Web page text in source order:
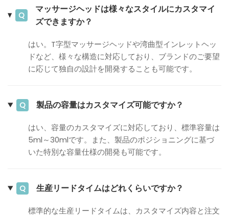
Q
マッサージヘッドは様々なスタイルにカスタマイ
ズできますか？
はい。T字型マッサージヘッドや湾曲型インレットヘッ
ドなど、様々な構造に対応しており、ブランドのご要望
に応じて独自の設計を開発することも可能です。
Q 製品の容量はカスタマイズ可能ですか？
はい、容量のカスタマイズに対応しており、標準容量は
5ml～30mlです。また、製品のポジショニングに基づ
いた特別な容量仕様の開発も可能です。
Q 生産リードタイムはどれくらいですか？
標準的な生産リードタイムは、カスタマイズ内容と注文